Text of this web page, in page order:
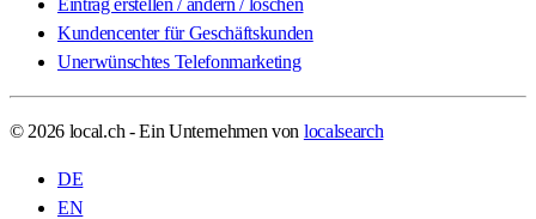
Eintrag erstellen / ändern / löschen
Kundencenter für Geschäftskunden
Unerwünschtes Telefonmarketing
© 2026 local.ch - Ein Unternehmen von localsearch
DE
EN